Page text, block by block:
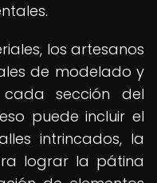
los artesanos
de modelado y
sección del
puede incluir el
intrincados, la
lograr la pátina